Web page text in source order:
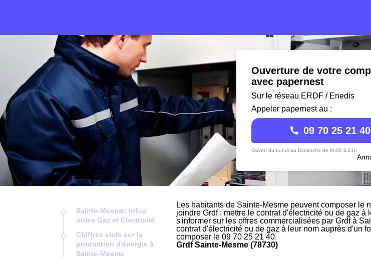
Ouverture de votre
avec papernest
Sur le réseau ERDF / Enedis
Appeler papernest au :
09 70 25 21 40
Ouvert du Lundi au Dimanche de 8h00 à 21h
Sainte-Mesme: infos
utiles Gaz et Electricité
Chiffres clefs sur la
production d'énergie à
Sainte-Mesme
Les habitants de Sainte-Mesme peuvent composer le
joindre Grdf : mettre le contrat d'électricité ou de gaz
s'informer sur les offres commercialisées par Grdf à
contrat d'électricité ou de gaz à leur nom auprès d'un
composer le 09 70 25 21 40.
Grdf Sainte-Mesme (78730)